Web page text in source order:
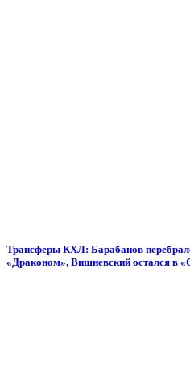
Трансферы КХЛ: Барабанов
«Драконом», Вишневский остался в